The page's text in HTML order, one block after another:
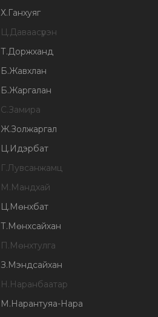
Х.Ганхуяг
Ц.Даваасүрэн
Т.Доржханд
Б.Жавхлан
Б.Жаргалан
С.Замира
Ж.Золжаргал
Ц.Идэрбат
Г.Лувсанжамц
М.Мандхай
Ц.Мөнхбат
Т.Мөнхсайхан
П.Мөнхтулга
З.Мэндсайхан
Н.Наранбаатар
М.Нарантуяа-Нара